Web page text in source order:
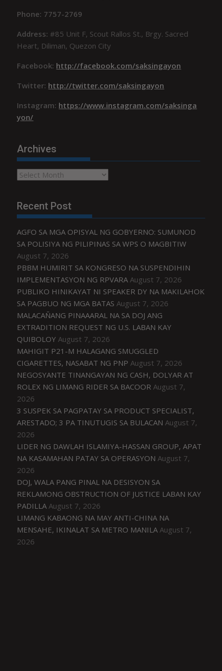
Phone: 7757-2769
Address:#85 Unit F, Scout Rallos St., Brgy. Sacred
Heart, Diliman, Quezon City
Facebook: http://facebook.com/saksingayon
Twitter: http://twitter.com/saksingayon
Instagram: https://www.instagram.com/saksinga
yon/
Archives
Archives
Recent Post
AGFO SA MGA OPISYAL NG GOBYERNO: SUMUNOD
SA POLISIYA NG PILIPINAS SA WPS O MAGBITIW
August 7, 2026
PBBM HUMIRIT SA KONGRESO NA SUSPENDIHIN
IMPLEMENTASYON NG RPVARA August 7, 2026
PUBLIKO HINIKAYAT NI SPEAKER DY NA MAKILAHOK
SA PAGBUO NG MGA BATAS August 7, 2026
MALACAÑANG PINAAARAL NA SA DOJ ANG
EXTRADITION REQUEST NG U.S. LABAN KAY
QUIBOLOY August 7, 2026
MAHIGIT P21-M HALAGANG SMUGGLED
CIGARETTES, NASABAT NG PNP August 7, 2026
NEGOSYANTE TINANGAYAN NG CASH, DOLYAR AT
ROLEX NG LIMANG RIDER SA BACOOR August 7,
2026
3 SUSPEK SA PAGPATAY SA PRODUCT SPECIALIST,
ARESTADO; 3 PA TINUTUGIS SA BULACAN August 7,
2026
LIDER NG DAWLAH ISLAMIYA-HASSAN GROUP, APAT
NA KASAMAHAN PATAY SA OPERASYON August 7,
2026
DOJ, WALA PANG PINAL NA DESISYON SA
REKLAMONG OBSTRUCTION OF JUSTICE LABAN KAY
PADILLA August 7, 2026
LIMANG KABAONG NA MAY ANTI-CHINA NA
MENSAHE, IKINALAT SA METRO MANILA August 7,
2026